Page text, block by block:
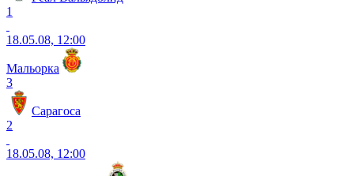
1
18.05.08, 12:00
Мальорка
3
Сарагоса
2
18.05.08, 12:00